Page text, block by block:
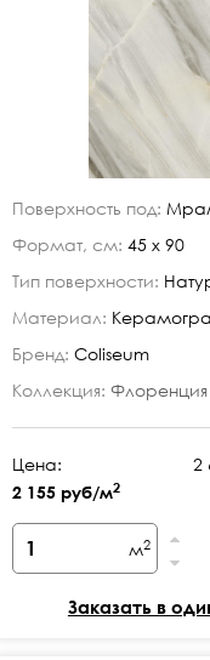
Поверхность под:
Формат, см: 45 x 90
Тип поверхности:
Материал:
Бренд: Coliseum
Коллекция: Флоренция
Цена:
2 155 руб/м2
2
м2
Заказать в